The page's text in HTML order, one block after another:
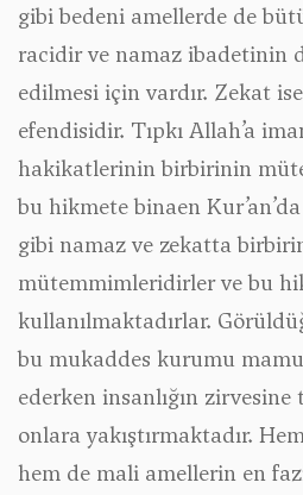
gibi bedeni amellerde de
racidir ve namaz ibadetinin
edilmesi için vardır. Zekat
efendisidir. Tıpkı Allah’a
hakikatlerinin birbirinin
bu hikmete binaen
gibi namaz ve zekatta
mütemmimleridirler ve bu
kullanılmaktadırlar.
bu mukaddes kurumu
ederken insanlığın zirvesine
onlara yakıştırmaktadır.
hem de mali amellerin en